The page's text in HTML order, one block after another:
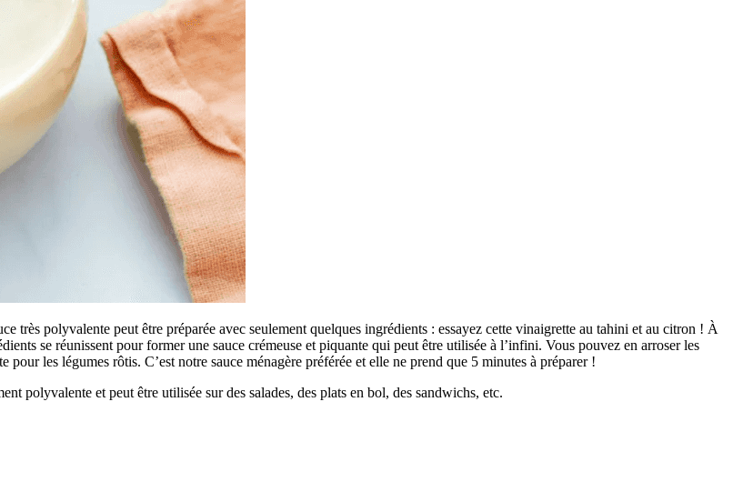
très polyvalente peut être préparée avec seulement quelques ingrédients : essayez cette vinaigrette au tahini et au citron ! À
se réunissent pour former une sauce crémeuse et piquante qui peut être utilisée à l’infini. Vous pouvez en arroser les
les légumes rôtis. C’est notre sauce ménagère préférée et elle ne prend que 5 minutes à préparer !
polyvalente et peut être utilisée sur des salades, des plats en bol, des sandwichs, etc.